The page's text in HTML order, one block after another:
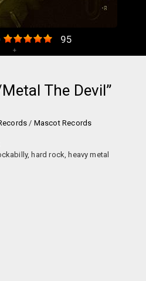
95
+
The Devil
/ Mascot Records
hard rock, heavy metal